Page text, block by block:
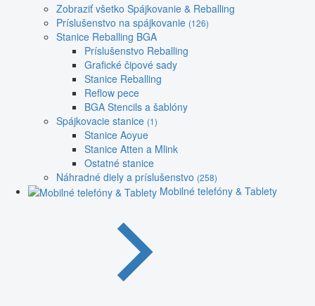
Zobraziť všetko Spájkovanie & Reballing
Príslušenstvo na spájkovanie (126)
Stanice Reballing BGA
Príslušenstvo Reballing
Grafické čipové sady
Stanice Reballing
Reflow pece
BGA Stencils a šablóny
Spájkovacie stanice (1)
Stanice Aoyue
Stanice Atten a Mlink
Ostatné stanice
Náhradné diely a príslušenstvo (258)
Mobilné telefóny & Tablety